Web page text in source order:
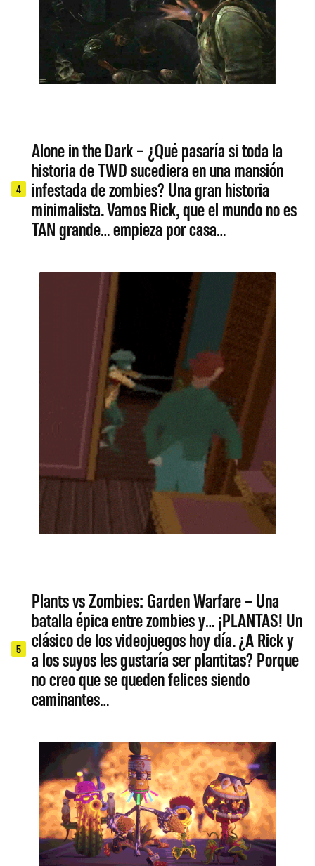
4
Alone in the Dark – ¿Qué pasaría si toda la
historia de TWD sucediera en una mansión
infestada de zombies? Una gran historia
minimalista. Vamos Rick, que el mundo no es
TAN grande… empieza por casa…
5
Plants vs Zombies: Garden Warfare – Una
batalla épica entre zombies y… ¡PLANTAS! Un
clásico de los videojuegos hoy día. ¿A Rick y
a los suyos les gustaría ser plantitas? Porque
no creo que se queden felices siendo
caminantes…